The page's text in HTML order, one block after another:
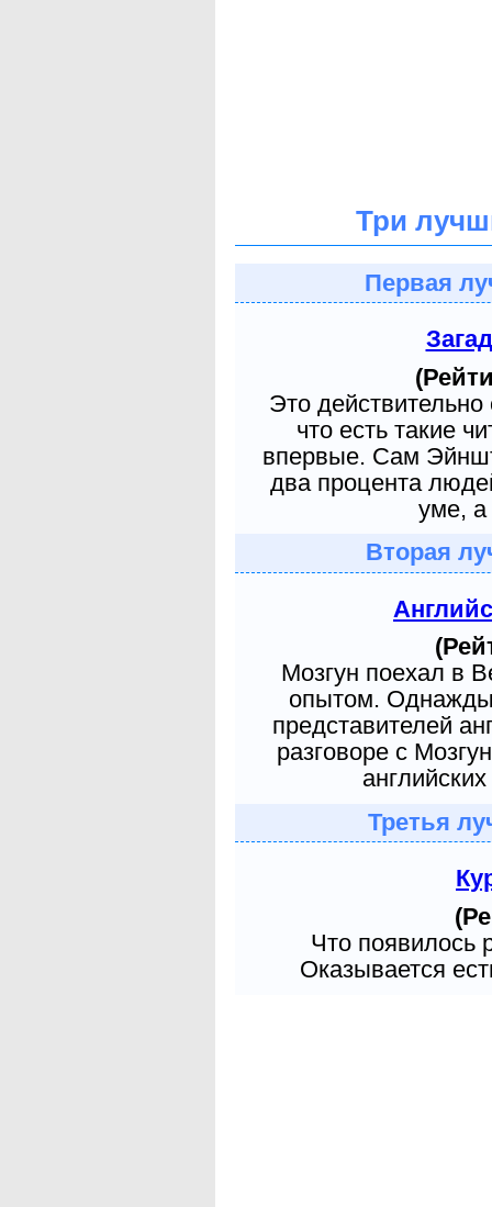
Три
Первая
Это
что есть такие
впервые. Сам
два процента
уме, а
Вторая
Мозгун поехал в
опытом. Однажды
представителей
разговоре с
Третья
Что появилось
Оказывается